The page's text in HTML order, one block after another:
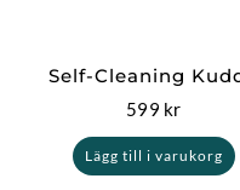
Self-Cleaning
599 kr
Lägg till i varukorg